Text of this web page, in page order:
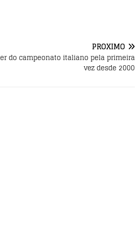
PRÓXIMO
do campeonato italiano pela primeira
vez desde 2000